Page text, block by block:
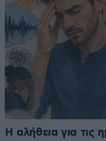
Η αλήθεια για τις